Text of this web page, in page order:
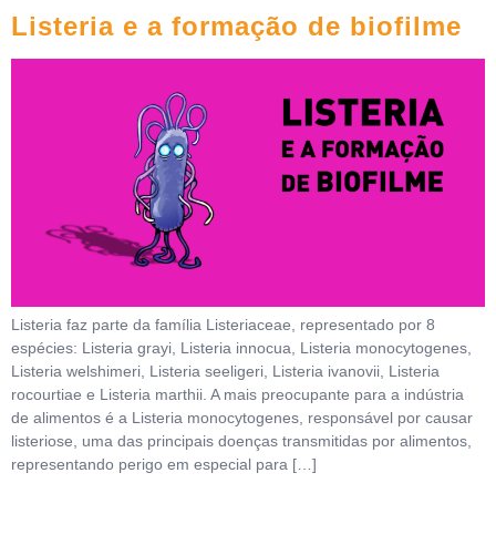
Listeria e a formação de biofilme
Listeria faz parte da família Listeriaceae, representado por 8
espécies: Listeria grayi, Listeria innocua, Listeria monocytogenes,
Listeria welshimeri, Listeria seeligeri, Listeria ivanovii, Listeria
rocourtiae e Listeria marthii. A mais preocupante para a indústria
de alimentos é a Listeria monocytogenes, responsável por causar
listeriose, uma das principais doenças transmitidas por alimentos,
representando perigo em especial para […]